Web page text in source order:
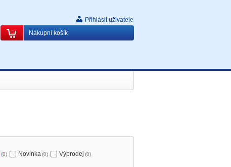
Přihlásit uživatele
Nákupní košík
(0) Novinka(0) Výprodej (0)